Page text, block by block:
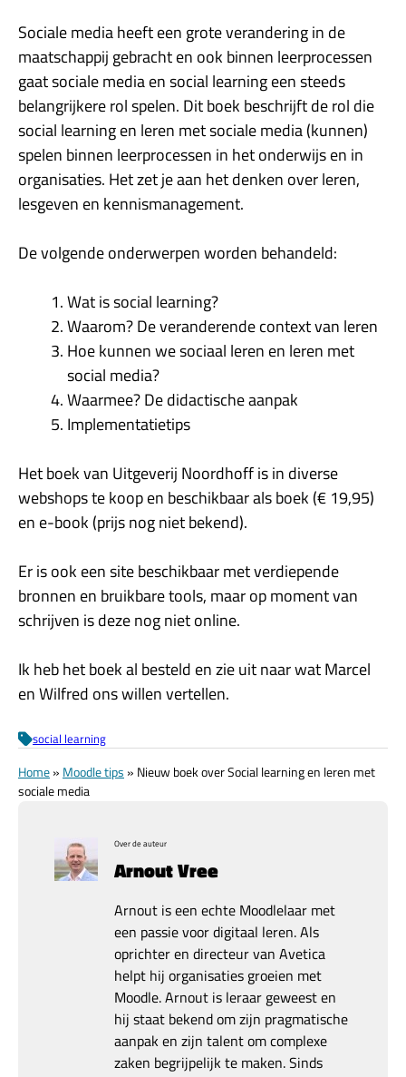
Sociale media heeft een grote verandering in de
maatschappij gebracht en ook binnen leerprocessen
gaat sociale media en social learning een steeds
belangrijkere rol spelen. Dit boek beschrijft de rol die
social learning en leren met sociale media (kunnen)
spelen binnen leerprocessen in het onderwijs en in
organisaties. Het zet je aan het denken over leren,
lesgeven en kennismanagement.
De volgende onderwerpen worden behandeld:
Wat is social learning?
Waarom? De veranderende context van leren
Hoe kunnen we sociaal leren en leren met
social media?
Waarmee? De didactische aanpak
Implementatietips
Het boek van Uitgeverij Noordhoff is in diverse
webshops te koop en beschikbaar als boek (€ 19,95)
en e-book (prijs nog niet bekend).
Er is ook een site beschikbaar met verdiepende
bronnen en bruikbare tools, maar op moment van
schrijven is deze nog niet online.
Ik heb het boek al besteld en zie uit naar wat Marcel
en Wilfred ons willen vertellen.
social learning
Home» Moodle tips » Nieuw boek over Social learning en leren met
sociale media
Over de auteur
Arnout Vree
Arnout is een echte Moodlelaar met
een passie voor digitaal leren. Als
oprichter en directeur van Avetica
helpt hij organisaties groeien met
Moodle. Arnout is leraar geweest en
hij staat bekend om zijn pragmatische
aanpak en zijn talent om complexe
zaken begrijpelijk te maken. Sinds